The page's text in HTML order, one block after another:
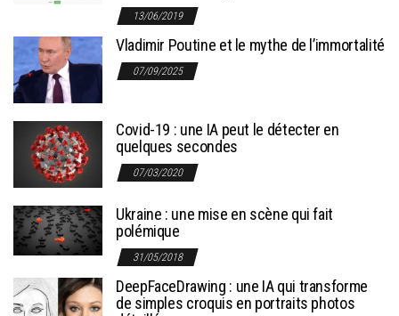
13/06/2019
Vladimir Poutine et le mythe de l’immortalité
07/09/2025
Covid-19 : une IA peut le détecter en
quelques secondes
07/03/2020
Ukraine : une mise en scène qui fait
polémique
31/05/2018
DeepFaceDrawing : une IA qui transforme
de simples croquis en portraits photos